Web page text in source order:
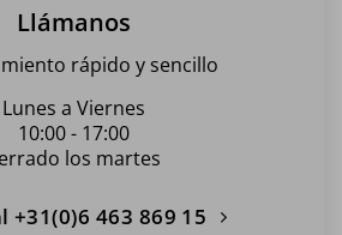
Llámanos
rápido y sencillo
Lunes a Viernes
10:00 - 17:00
los martes
+31(0)6 463 869 15